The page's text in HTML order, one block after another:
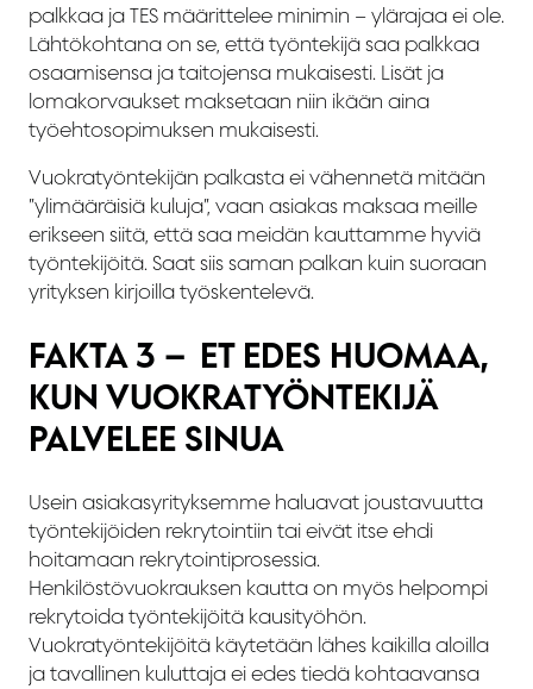
palkkaa ja TES määrittelee minimin – ylärajaa ei ole.
Lähtökohtana on se, että työntekijä saa palkkaa
osaamisensa ja taitojensa mukaisesti. Lisät ja
lomakorvaukset maksetaan niin ikään aina
työehtosopimuksen mukaisesti.
Vuokratyöntekijän palkasta ei vähennetä mitään
”ylimääräisiä kuluja”, vaan asiakas maksaa meille
erikseen siitä, että saa meidän kauttamme hyviä
työntekijöitä. Saat siis saman palkan kuin suoraan
yrityksen kirjoilla työskentelevä.
FAKTA 3 – ET EDES HUOMAA,
KUN VUOKRATYÖNTEKIJÄ
PALVELEE SINUA
Usein asiakasyrityksemme haluavat joustavuutta
työntekijöiden rekrytointiin tai eivät itse ehdi
hoitamaan rekrytointiprosessia.
Henkilöstövuokrauksen kautta on myös helpompi
rekrytoida työntekijöitä kausityöhön.
Vuokratyöntekijöitä käytetään lähes kaikilla aloilla
ja tavallinen kuluttaja ei edes tiedä kohtaavansa